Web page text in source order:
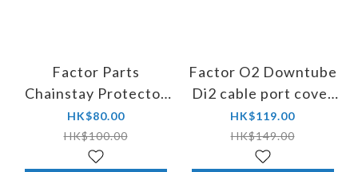
Factor Parts
Chainstay Protector
Long Soft #115-
A143APZ-TR
HK$80.00
HK$100.00
Factor O2 Downtube
Di2 cable port cover
#113-A450APZ-BK
HK$119.00
HK$149.00